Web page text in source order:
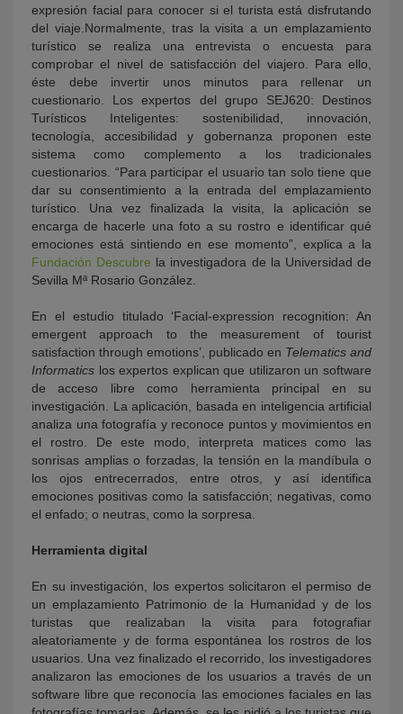
expresión facial para conocer si el turista está disfrutando
del viaje.Normalmente, tras la visita a un emplazamiento
turístico se realiza una entrevista o encuesta para
comprobar el nivel de satisfacción del viajero. Para ello,
éste debe invertir unos minutos para rellenar un
cuestionario. Los expertos del grupo SEJ620: Destinos
Turísticos Inteligentes: sostenibilidad, innovación,
tecnología, accesibilidad y gobernanza proponen este
sistema como complemento a los tradicionales
cuestionarios. “Para participar el usuario tan solo tiene que
dar su consentimiento a la entrada del emplazamiento
turístico. Una vez finalizada la visita, la aplicación se
encarga de hacerle una foto a su rostro e identificar qué
emociones está sintiendo en ese momento”, explica a la
Fundación Descubre la investigadora de la Universidad de
Sevilla Mª Rosario González.
En el estudio titulado ‘Facial-expression recognition: An
emergent approach to the measurement of tourist
satisfaction through emotions’, publicado en Telematics and
Informatics los expertos explican que utilizaron un software
de acceso libre como herramienta principal en su
investigación. La aplicación, basada en inteligencia artificial
analiza una fotografía y reconoce puntos y movimientos en
el rostro. De este modo, interpreta matices como las
sonrisas amplias o forzadas, la tensión en la mandíbula o
los ojos entrecerrados, entre otros, y así identifica
emociones positivas como la satisfacción; negativas, como
el enfado; o neutras, como la sorpresa.
Herramienta digital
En su investigación, los expertos solicitaron el permiso de
un emplazamiento Patrimonio de la Humanidad y de los
turistas que realizaban la visita para fotografiar
aleatoriamente y de forma espontánea los rostros de los
usuarios. Una vez finalizado el recorrido, los investigadores
analizaron las emociones de los usuarios a través de un
software libre que reconocía las emociones faciales en las